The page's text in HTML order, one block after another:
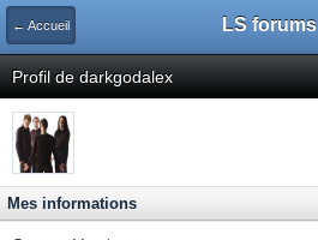
← Accueil LS forums
Profil de darkgodalex
Mes informations